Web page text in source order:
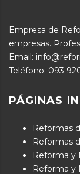
Empresa de
empresas.
Email:
Teléfono: 093
PÁGINAS
Reformas
Reformas
Reforma y
Reforma y